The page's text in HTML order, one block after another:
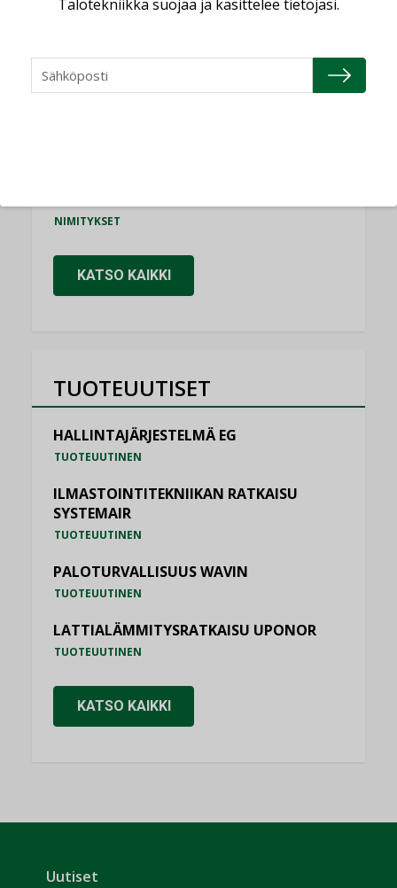
Refair
NIMITYKSET
KATSO KAIKKI
TUOTEUUTISET
HALLINTAJÄRJESTELMÄ EG
TUOTEUUTINEN
ILMASTOINTITEKNIIKAN RATKAISU
SYSTEMAIR
TUOTEUUTINEN
PALOTURVALLISUUS WAVIN
TUOTEUUTINEN
LATTIALÄMMITYSRATKAISU UPONOR
TUOTEUUTINEN
KATSO KAIKKI
Uutiset
Talotekniikka suojaa ja käsittelee tietojasi.